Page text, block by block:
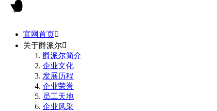
官网首页
关于爵派尔
爵派尔简介
企业文化
发展历程
企业荣誉
员工天地
企业风采